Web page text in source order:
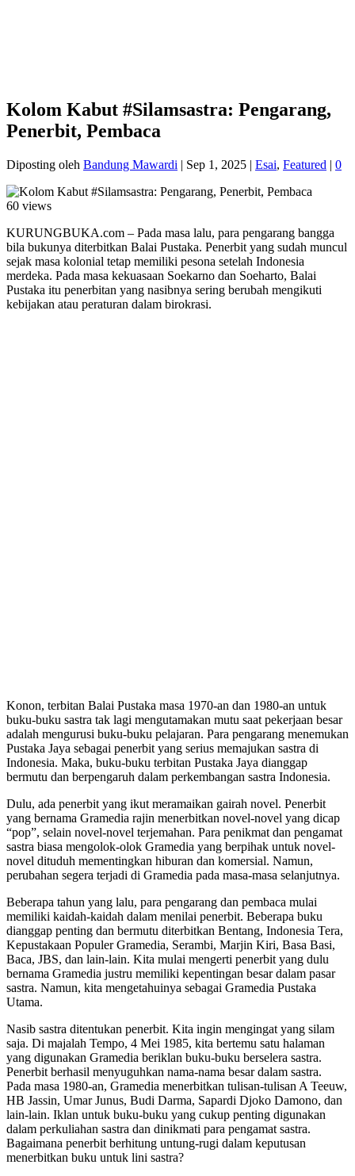
Kolom Kabut #Silamsastra: Pengarang,
Penerbit, Pembaca
Diposting oleh Bandung Mawardi | Sep 1, 2025 | Esai, Featured | 0
60 views
KURUNGBUKA.com – Pada masa lalu, para pengarang bangga
bila bukunya diterbitkan Balai Pustaka. Penerbit yang sudah muncul
sejak masa kolonial tetap memiliki pesona setelah Indonesia
merdeka. Pada masa kekuasaan Soekarno dan Soeharto, Balai
Pustaka itu penerbitan yang nasibnya sering berubah mengikuti
kebijakan atau peraturan dalam birokrasi.
Konon, terbitan Balai Pustaka masa 1970-an dan 1980-an untuk
buku-buku sastra tak lagi mengutamakan mutu saat pekerjaan besar
adalah mengurusi buku-buku pelajaran. Para pengarang menemukan
Pustaka Jaya sebagai penerbit yang serius memajukan sastra di
Indonesia. Maka, buku-buku terbitan Pustaka Jaya dianggap
bermutu dan berpengaruh dalam perkembangan sastra Indonesia.
Dulu, ada penerbit yang ikut meramaikan gairah novel. Penerbit
yang bernama Gramedia rajin menerbitkan novel-novel yang dicap
“pop”, selain novel-novel terjemahan. Para penikmat dan pengamat
sastra biasa mengolok-olok Gramedia yang berpihak untuk novel-
novel dituduh mementingkan hiburan dan komersial. Namun,
perubahan segera terjadi di Gramedia pada masa-masa selanjutnya.
Beberapa tahun yang lalu, para pengarang dan pembaca mulai
memiliki kaidah-kaidah dalam menilai penerbit. Beberapa buku
dianggap penting dan bermutu diterbitkan Bentang, Indonesia Tera,
Kepustakaan Populer Gramedia, Serambi, Marjin Kiri, Basa Basi,
Baca, JBS, dan lain-lain. Kita mulai mengerti penerbit yang dulu
bernama Gramedia justru memiliki kepentingan besar dalam pasar
sastra. Namun, kita mengetahuinya sebagai Gramedia Pustaka
Utama.
Nasib sastra ditentukan penerbit. Kita ingin mengingat yang silam
saja. Di majalah Tempo, 4 Mei 1985, kita bertemu satu halaman
yang digunakan Gramedia beriklan buku-buku berselera sastra.
Penerbit berhasil menyuguhkan nama-nama besar dalam sastra.
Pada masa 1980-an, Gramedia menerbitkan tulisan-tulisan A Teeuw,
HB Jassin, Umar Junus, Budi Darma, Sapardi Djoko Damono, dan
lain-lain. Iklan untuk buku-buku yang cukup penting digunakan
dalam perkuliahan sastra dan dinikmati para pengamat sastra.
Bagaimana penerbit berhitung untung-rugi dalam keputusan
menerbitkan buku untuk lini sastra?